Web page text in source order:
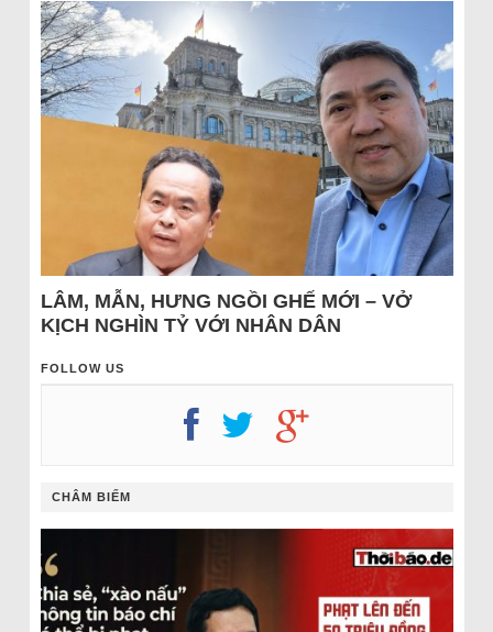
LÂM, MẪN, HƯNG NGỒI GHẾ MỚI – VỞ
KỊCH NGHÌN TỶ VỚI NHÂN DÂN
FOLLOW US
CHÂM BIẾM